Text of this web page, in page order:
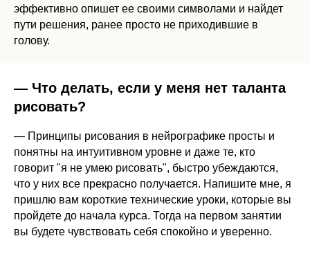
эффективно опишет ее своими символами и найдет
пути решения, ранее просто не приходившие в
голову.
— Что делать, если у меня нет таланта
рисовать?
— Принципы рисования в нейрографике просты и
понятны на интуитивном уровне и даже те, кто
говорит "я не умею рисовать", быстро убеждаются,
что у них все прекрасно получается. Напишите мне, я
пришлю вам короткие технические уроки, которые вы
пройдете до начала курса. Тогда на первом занятии
вы будете чувствовать себя спокойно и уверенно.